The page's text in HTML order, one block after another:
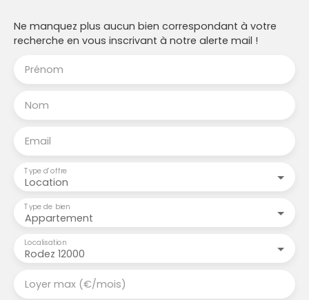
Ne manquez plus aucun bien correspondant à votre
recherche en vous inscrivant à notre alerte mail !
Prénom
Nom
Email
Location
Type d'offre
Appartement
Type de bien
Rodez 12000
Localisation
Loyer max (€/mois)